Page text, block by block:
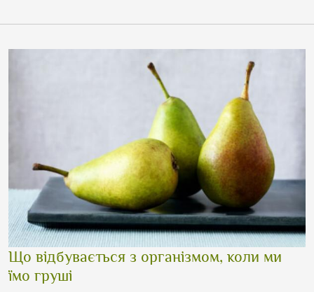
Що відбувається з організмом, коли ми
їмо груші